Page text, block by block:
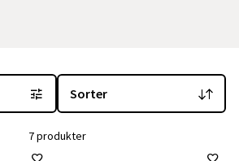
Sorter
7 produkter